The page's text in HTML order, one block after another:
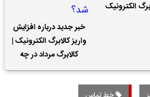
الکترونیک
خبر جدید درباره افزایش
واریز کالابرگ الکترونیک |
کالابرگ مرداد در چه
تاریخی واریز خواهد شد؟